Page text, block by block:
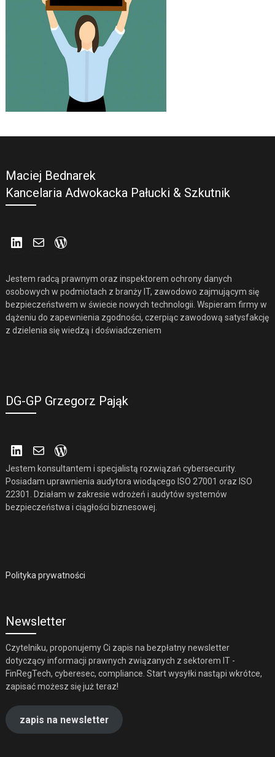
Maciej Bednarek
Kancelaria Adwokacka Pałucki & Szkutnik
LinkedIn
Mail
Jestem radcą prawnym oraz inspektorem ochrony danych
osobowych w podmiotach z branży IT, zawodowo zajmującym się
bezpieczeństwem w świecie nowych technologii. Wspieram firmy w
dążeniu do zapewnienia zgodności, czerpiąc zawodową satysfakcję
z dzielenia się wiedzą i doświadczeniem
DG-GP Grzegorz Pająk
LinkedIn
Mail
Jestem konsultantem i specjalistą rozwiązań cybersecurity.
Posiadam uprawnienia audytora wiodącego ISO 27001 oraz ISO
22301. Działam w zakresie wdrożeń i audytów systemów
bezpieczeństwa i ciągłości biznesowej.
Polityka prywatności
Newsletter
Czytelniku, proponujemy Ci zapis na bezpłatny newsletter
dotyczący informacji prawnych związanych z sektorem IT -
FinRegTech, cyberesec, compliance. Start wysyłki nastąpi wkrótce,
zapisać możesz się już teraz!
zapis na newsletter